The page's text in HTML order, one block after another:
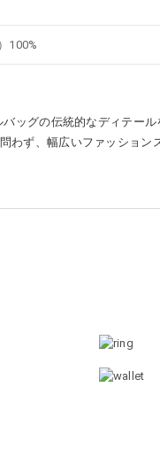
100%
ッグの伝統的なディテー
わず、幅広いファッション